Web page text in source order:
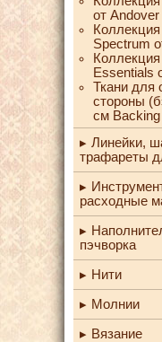
от Andover
Коллекция
Spectrum
Коллекция
Essentials
Ткани для
стороны
см
Линейки,
трафареты
расходные
пэчворка
Нити
Молнии
Вязание